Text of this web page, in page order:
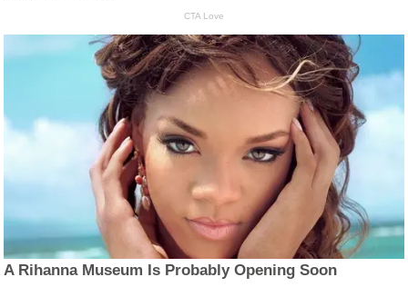
CTA Love
A Rihanna Museum Is Probably Opening Soon